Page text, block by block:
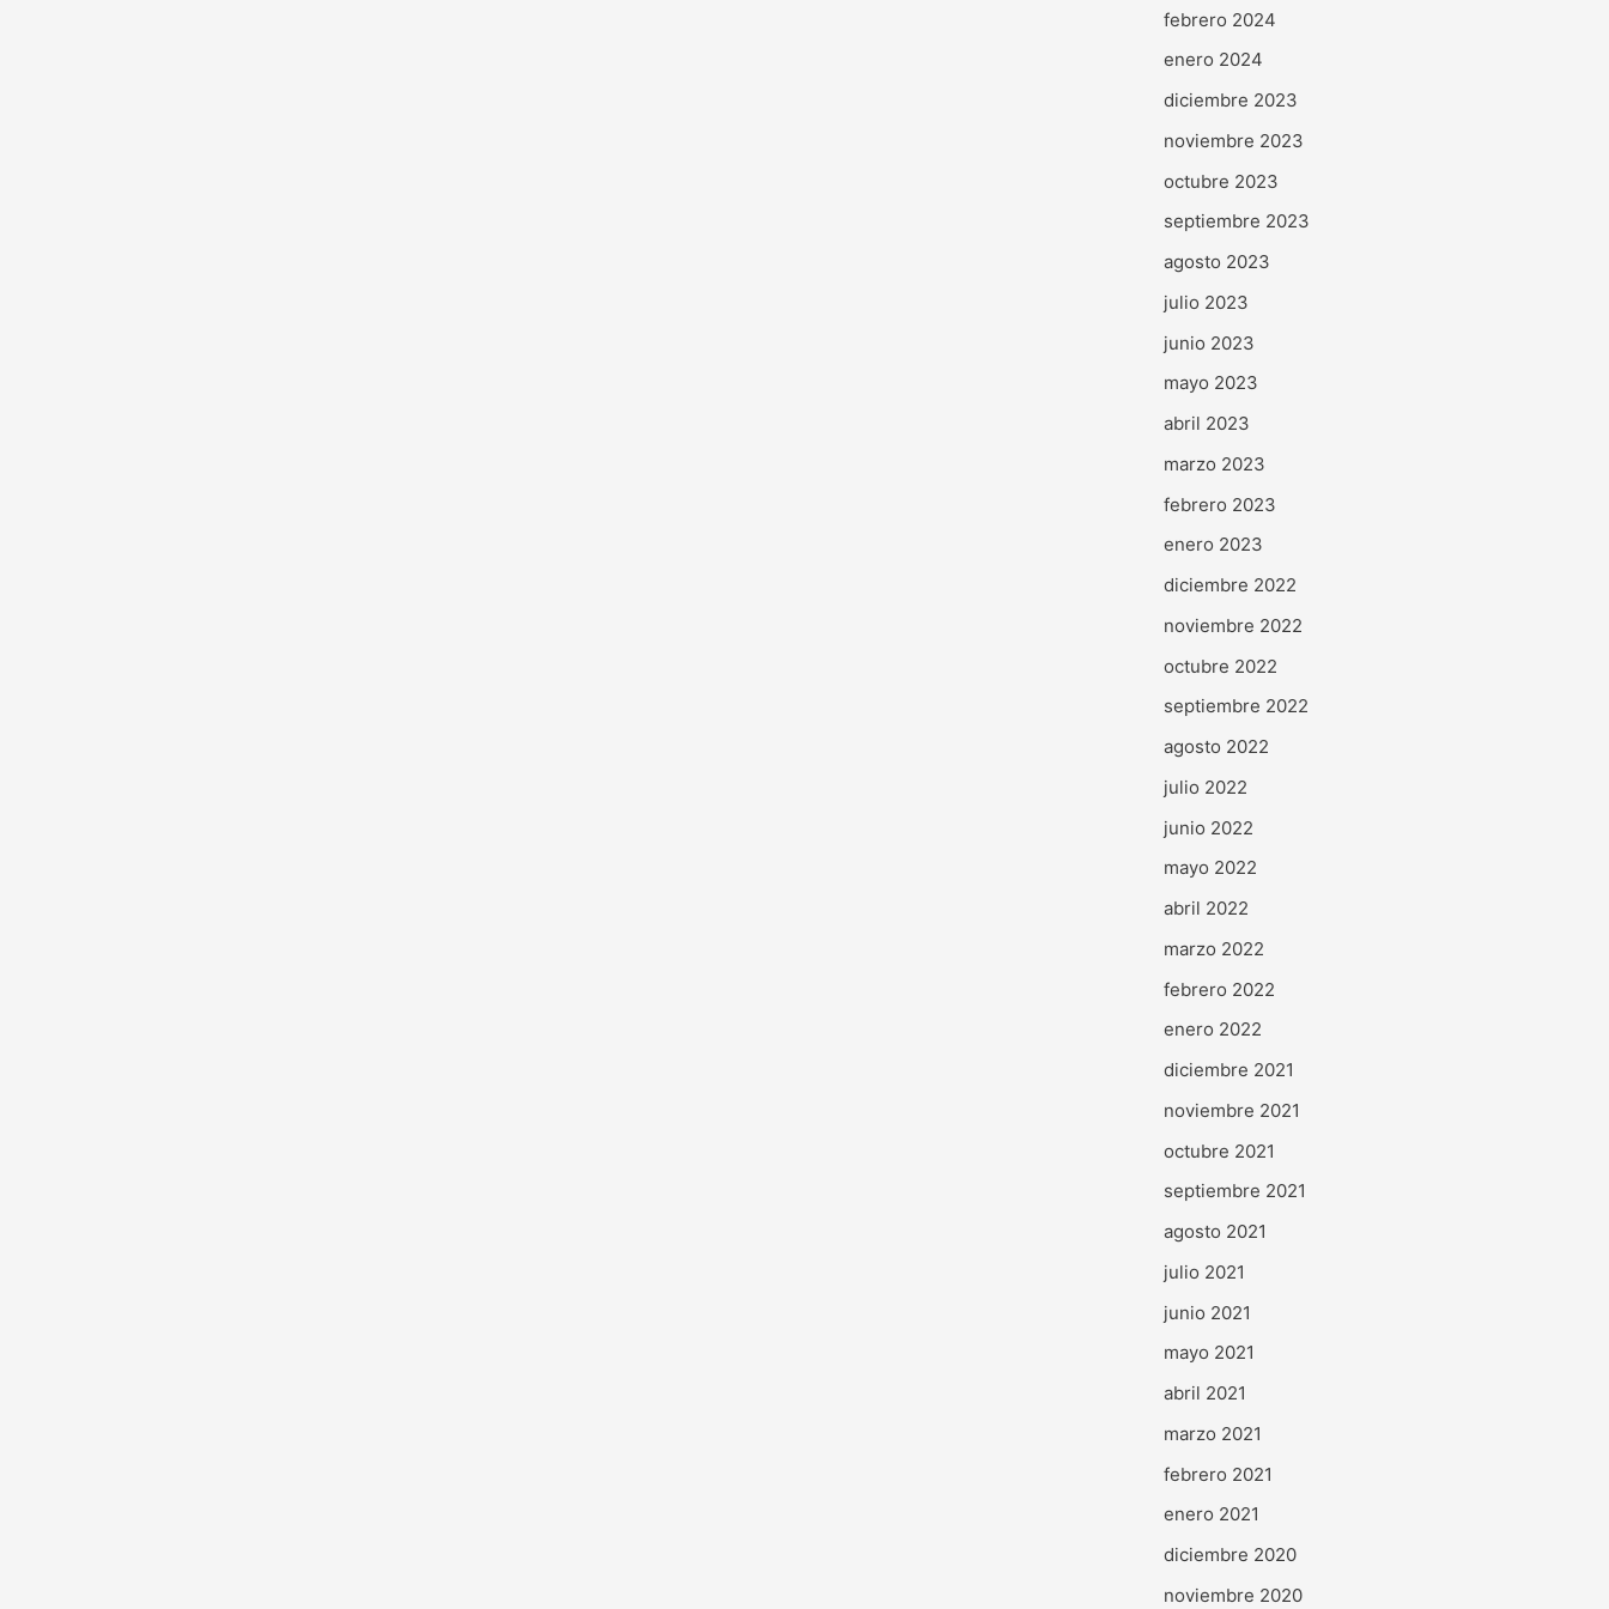
febrero 2024
enero 2024
diciembre 2023
noviembre 2023
octubre 2023
septiembre 2023
agosto 2023
julio 2023
junio 2023
mayo 2023
abril 2023
marzo 2023
febrero 2023
enero 2023
diciembre 2022
noviembre 2022
octubre 2022
septiembre 2022
agosto 2022
julio 2022
junio 2022
mayo 2022
abril 2022
marzo 2022
febrero 2022
enero 2022
diciembre 2021
noviembre 2021
octubre 2021
septiembre 2021
agosto 2021
julio 2021
junio 2021
mayo 2021
abril 2021
marzo 2021
febrero 2021
enero 2021
diciembre 2020
noviembre 2020